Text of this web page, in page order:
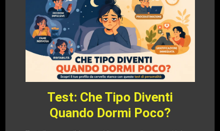
Test: Che Tipo Diventi
Quando Dormi Poco?